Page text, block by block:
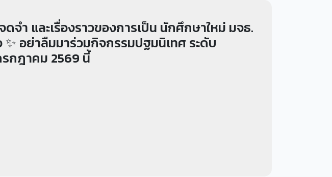
ดจำ และเรื่องราวของการเป็น นักศึกษาใหม่ มจธ.
✨ อย่าลืมมาร่วมกิจกรรมปฐมนิเทศ ระดับ
กฎาคม 2569 นี้